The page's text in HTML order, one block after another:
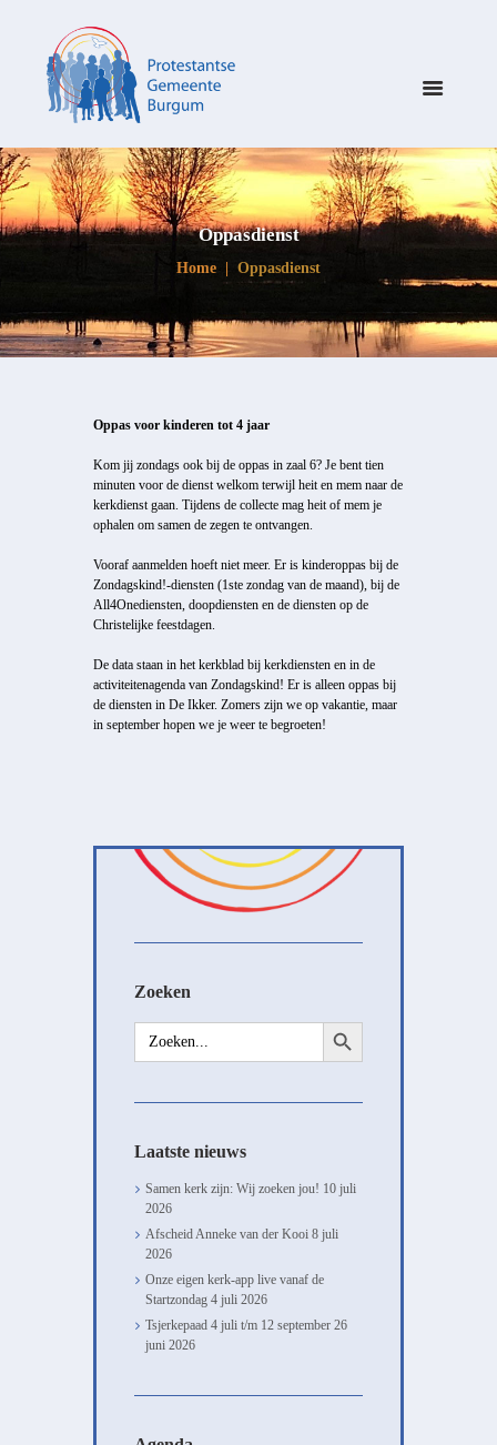
Oppasdienst
Home Oppasdienst
Oppas voor kinderen tot 4 jaar
Kom jij zondags ook bij de oppas in zaal 6? Je bent tien
minuten voor de dienst welkom terwijl heit en mem naar de
kerkdienst gaan. Tijdens de collecte mag heit of mem je
ophalen om samen de zegen te ontvangen.
Vooraf aanmelden hoeft niet meer. Er is kinderoppas bij de
Zondagskind!-diensten (1ste zondag van de maand), bij de
All4Onediensten, doopdiensten en de diensten op de
Christelijke feestdagen.
De data staan in het kerkblad bij kerkdiensten en in de
activiteitenagenda van Zondagskind! Er is alleen oppas bij
de diensten in De Ikker. Zomers zijn we op vakantie, maar
in september hopen we je weer te begroeten!
Zoeken
Zoek
naar:
Zoekknop
Laatste nieuws
Samen kerk zijn: Wij zoeken jou! 10 juli
2026
Afscheid Anneke van der Kooi 8 juli
2026
Onze eigen kerk-app live vanaf de
Startzondag 4 juli 2026
Tsjerkepaad 4 juli t/m 12 september 26
juni 2026